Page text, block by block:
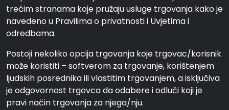
trećim stranama koje pružaju usluge trgovanja kako je
navedeno u Pravilima o privatnosti i Uvjetima i
odredbama.
Postoji nekoliko opcija trgovanja koje trgovac/korisnik
može koristiti – softverom za trgovanje, korištenjem
ljudskih posrednika ili vlastitim trgovanjem, a isključiva
je odgovornost trgovca da odabere i odluči koji je
pravi način trgovanja za njega/nju.